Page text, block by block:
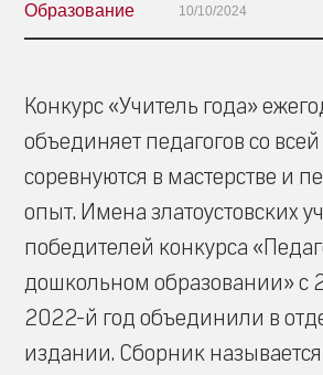
Образование 10/10/2024
Конкурс «Учитель года»
объединяет педагогов со
соревнуются в мастерстве и
опыт. Имена златоустовских
победителей конкурса
дошкольном образовании» с
2022-й год объединили в
издании. Сборник